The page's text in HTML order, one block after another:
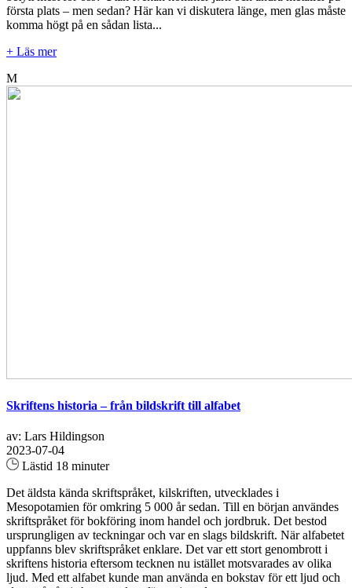
första plats – men sedan? Här kan vi diskutera länge, men glas måste
komma högt på en sådan lista...
+ Läs mer
M
Skriftens historia – från bildskrift till alfabet
av: Lars Hildingson
2023-07-04
Lästid 18 minuter
Det äldsta kända skriftspråket, kilskriften, utvecklades i
Mesopotamien för omkring 5 000 år sedan. Till en början användes
skriftspråket för bokföring inom handel och jordbruk. Det bestod
ursprungligen av teckningar och var en slags bildskrift. När alfabetet
uppfanns blev skriftspråket enklare. Det var ett stort genombrott i
skriftens historia eftersom tecknen nu istället motsvarades av olika
ljud. Med ett alfabet kunde man använda en bokstav för ett ljud och